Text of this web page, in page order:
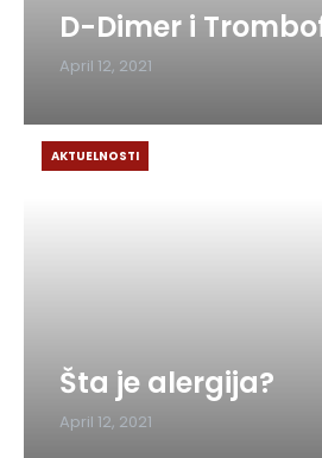
D-Dimer i
April 12, 2021
Šta je alergija?
April 12, 2021
AKTUELNOSTI